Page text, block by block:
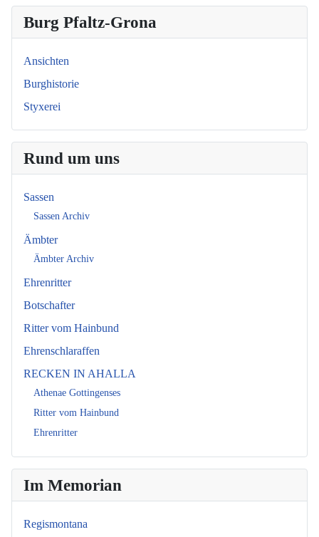
Burg Pfaltz-Grona
Ansichten
Burghistorie
Styxerei
Rund um uns
Sassen
Sassen Archiv
Ämbter
Ämbter Archiv
Ehrenritter
Botschafter
Ritter vom Hainbund
Ehrenschlaraffen
RECKEN IN AHALLA
Athenae Gottingenses
Ritter vom Hainbund
Ehrenritter
Im Memorian
Regismontana